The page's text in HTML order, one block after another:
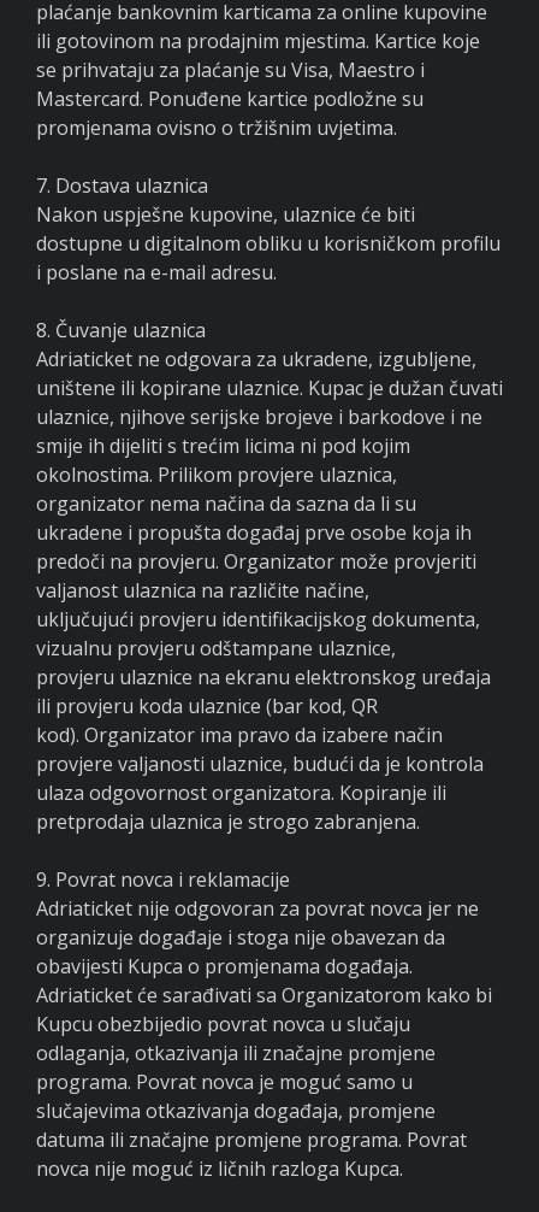
plaćanje bankovnim karticama za online kupovine
ili gotovinom na prodajnim mjestima. Kartice koje
se prihvataju za plaćanje su Visa, Maestro i
Mastercard. Ponuđene kartice podložne su
promjenama ovisno o tržišnim uvjetima.
7. Dostava ulaznica
Nakon uspješne kupovine, ulaznice će biti
dostupne u digitalnom obliku u korisničkom profilu
i poslane na e-mail adresu.
8. Čuvanje ulaznica
Adriaticket ne odgovara za ukradene, izgubljene,
uništene ili kopirane ulaznice. Kupac je dužan čuvati
ulaznice, njihove serijske brojeve i barkodove i ne
smije ih dijeliti s trećim licima ni pod kojim
okolnostima. Prilikom provjere ulaznica,
organizator nema načina da sazna da li su
ukradene i propušta događaj prve osobe koja ih
predoči na provjeru. Organizator može provjeriti
valjanost ulaznica na različite načine,
uključujući provjeru identifikacijskog dokumenta,
vizualnu provjeru odštampane ulaznice,
provjeru ulaznice na ekranu elektronskog uređaja
ili provjeru koda ulaznice (bar kod, QR
kod). Organizator ima pravo da izabere način
provjere valjanosti ulaznice, budući da je kontrola
ulaza odgovornost organizatora. Kopiranje ili
pretprodaja ulaznica je strogo zabranjena.
9. Povrat novca i reklamacije
Adriaticket nije odgovoran za povrat novca jer ne
organizuje događaje i stoga nije obavezan da
obavijesti Kupca o promjenama događaja.
Adriaticket će sarađivati sa Organizatorom kako bi
Kupcu obezbijedio povrat novca u slučaju
odlaganja, otkazivanja ili značajne promjene
programa. Povrat novca je moguć samo u
slučajevima otkazivanja događaja, promjene
datuma ili značajne promjene programa. Povrat
novca nije moguć iz ličnih razloga Kupca.